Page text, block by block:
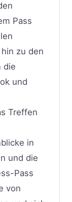
Pass
zu den
die
und
Treffen
in
und die
Pass
von